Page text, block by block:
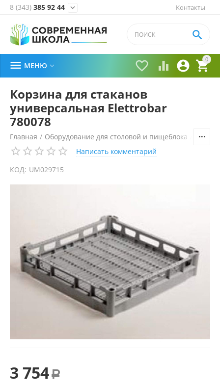
Контакты
8 (343) 385 92 44 
0


 

 МЕНЮ 
Корзина для стаканов
универсальная Elettrobar
780078
Главная / Оборудование для столовой и пищеблока
Написать комментарий
КОД: UM029715
3 754 Р